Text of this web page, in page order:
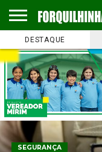
COLUNISTAS
EMPREGOS
ESPORTES
PUBLICAÇÃO
LEGAL
GASTRONOMIA
CONTATO
DESTAQUE
SEGURANÇA